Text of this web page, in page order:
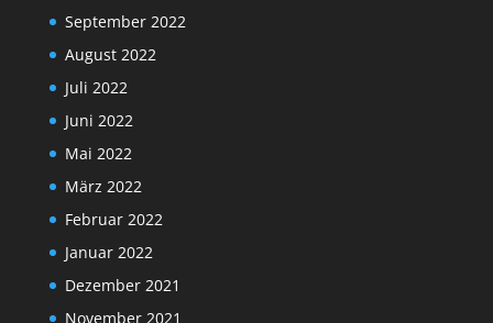
September 2022
August 2022
Juli 2022
Juni 2022
Mai 2022
März 2022
Februar 2022
Januar 2022
Dezember 2021
November 2021